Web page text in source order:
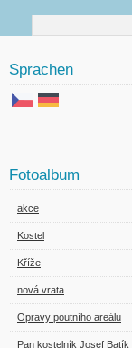
Sprachen
Fotoalbum
akce
Kostel
Kříže
nová vrata
Opravy poutního areálu
Pan kostelník Josef Batík